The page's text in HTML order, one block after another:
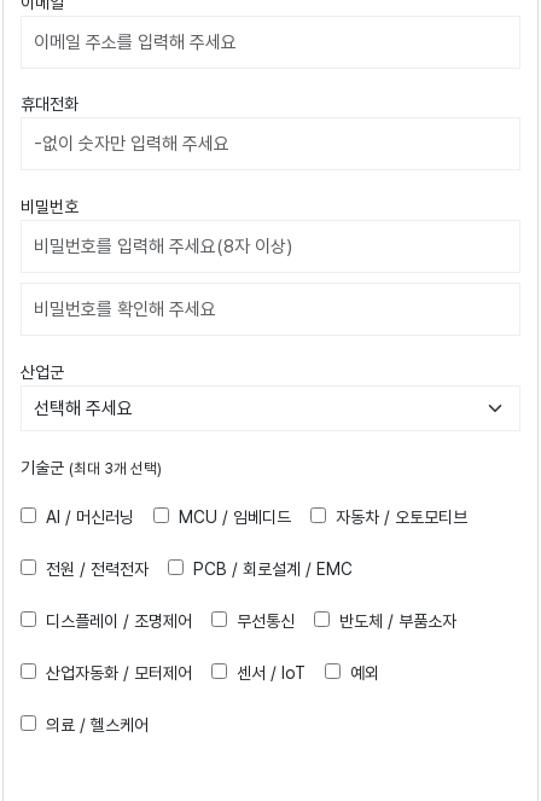
휴대전화
비밀번호
비밀번호확인
산업군
기술군 (최대 3개 선택)
AI / 머신러닝 MCU / 임베디드 자동차 / 오토모티브
전원 / 전력전자 PCB / 회로설계 / EMC
디스플레이 / 조명제어 무선통신 반도체 / 부품소자
산업자동화 / 모터제어 센서 / IoT 예외
의료 / 헬스케어